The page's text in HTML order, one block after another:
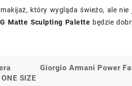
który wygląda świeżo, ale nie
Matte Sculpting Palette będzie
SIZE
Giorgio Armani Power